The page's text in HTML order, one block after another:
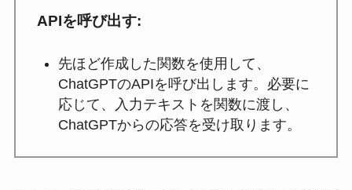
APIを呼び出す:
先ほど作成した関数を使用して、
ChatGPTのAPIを呼び出します。必要に
応じて、入力テキストを関数に渡し、
ChatGPTからの応答を受け取ります。